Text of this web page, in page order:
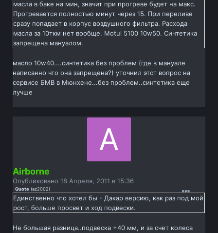
масла в баке на мин, значит при прогреве будет на макс.
Прогревается полностью минут через 15. При переливе
сразу попадает в корпус воздушного фильтра. Расхода
масла за 10ткм нет вообще. Motul 5100 10w50. Синтетика
запрещена мануалом.
масло 10w40....синтетика без проблем (где в мануале
написанно что она запрещена?) уточнил этот вопрос на
сервисе БМВ в Мюнхене...без проблем..синтетика еще
лучше
Airborne
Опубликовано18 Апреля, 2011 в 15:36
Quote (az2002)
Единственно что хотел бы - Дакар версию, как раз под мой
рост, больше просвет и ход подвески.
Не большая разница..подвеска +40 мм, и за счет колеса